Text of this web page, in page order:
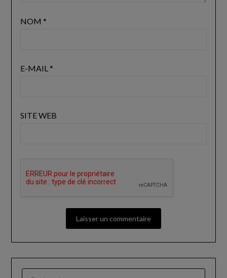
NOM *
E-MAIL *
SITE WEB